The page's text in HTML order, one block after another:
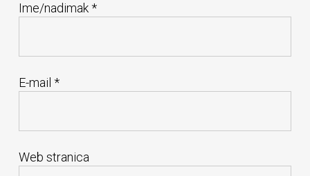
Ime/nadimak*
E-mail *
Web stranica